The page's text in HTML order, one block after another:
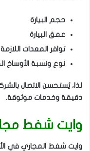
حجم البيارة
عمق البيارة
توافر المعدات اللازمة
نوع ونسبة الأوساخ
لذا، يُستحسن الاتصال
دقيقة وخدمات موثوقة.
وايت شفط
وايت شفط المجاري في